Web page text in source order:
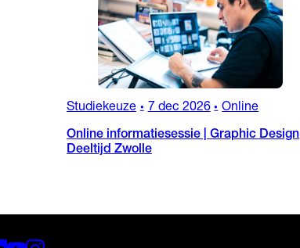
Studiekeuze • 7 dec 2026 • Online
Online informatiesessie | Graphic Design
Deeltijd Zwolle